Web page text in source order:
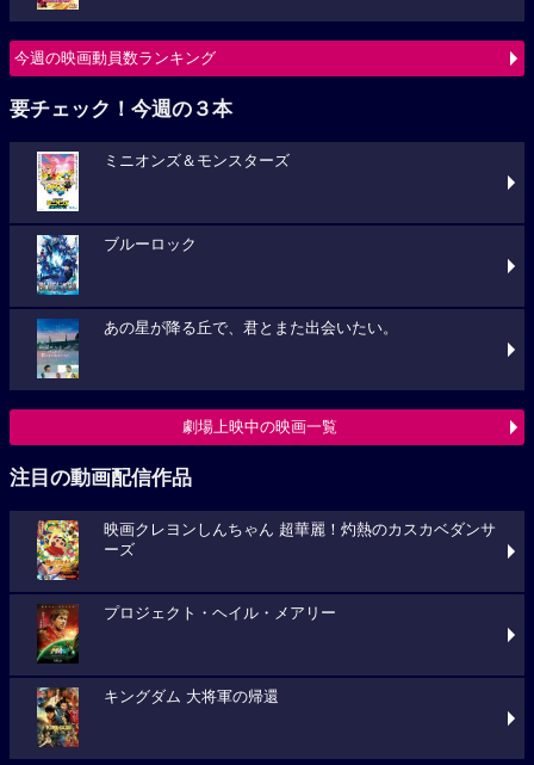
今週の映画動員数ランキング
要チェック！今週の３本
ミニオンズ＆モンスターズ
ブルーロック
あの星が降る丘で、君とまた出会いたい。
劇場上映中の映画一覧
注目の動画配信作品
映画クレヨンしんちゃん 超華麗！灼熱のカスカベダンサ
ーズ
プロジェクト・ヘイル・メアリー
キングダム 大将軍の帰還